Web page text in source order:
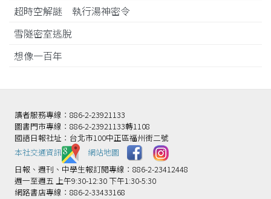
超時空解謎 執行湯神密令
雪隧密室逃脫
想像一百年
讀者服務專線：886-2-23921133
圖書門市專線：886-2-23921133轉1108
國語日報社址：台北市100中正區福州街二號
本社交通資訊️
網站地圖
日報、週刊、中學生報訂閱專線：886-2-23412448
週一至週五 上午9:30-12:30 下午1:30-5:30
網路書店專線：886-2-33433168